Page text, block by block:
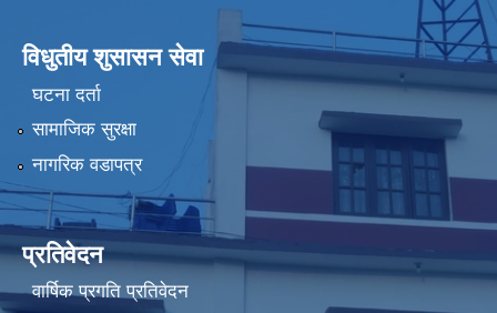
विधुतीय शुसासन सेवा
घटना दर्ता
सामाजिक सुरक्षा
नागरिक वडापत्र
प्रतिवेदन
वार्षिक प्रगति प्रतिवेदन